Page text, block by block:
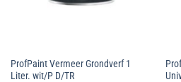
ProfPaint Vermeer Grondverf 1
Liter. wit/P D/TR